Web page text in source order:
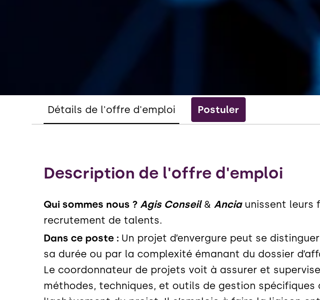
Détails de l'offre d'emploi Postuler
Description de l'offre d'emploi
Qui sommes nous ? Agis Conseil& Anciaunissent leurs
recrutement de talents.
Dans ce poste : Un projet d’envergure peut se
sa durée ou par la complexité émanant du dossier
Le coordonnateur de projets voit à assurer et
méthodes, techniques, et outils de gestion